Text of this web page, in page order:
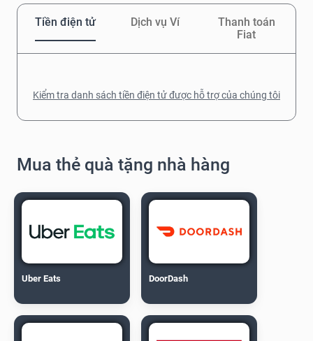
Tiền điện tử Dịch vụ Ví
Thanh toán
Fiat
Kiểm tra danh sách tiền điện tử được hỗ trợ của chúng tôi
Mua thẻ quà tặng nhà hàng
Uber Eats DoorDash